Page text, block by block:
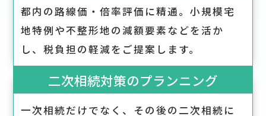
都内の路線価・倍率評価に精通。小規模宅
地特例や不整形地の減額要素などを活か
し、税負担の軽減をご提案します。
二次相続対策のプランニング
一次相続だけでなく、その後の二次相続に